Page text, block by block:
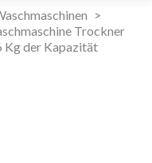
Trockner
Kg der Kapazität